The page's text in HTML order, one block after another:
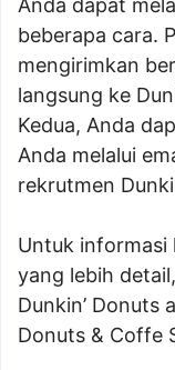
Anda dapat
beberapa cara.
mengirimkan
langsung ke
Kedua, Anda
Anda melalui
rekrutmen
Untuk informasi
yang lebih
Dunkin’ Donuts
Donuts & Coffe